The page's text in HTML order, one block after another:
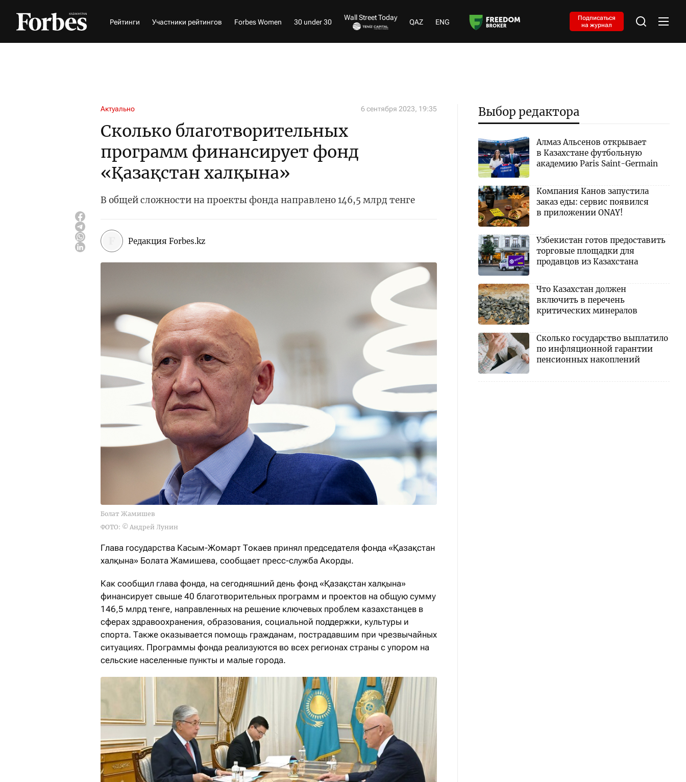
Рейтинги Участники рейтингов Forbes Women 30 under 30
Wall Street Today
QAZ ENG
Подписаться
на журнал
Актуально 6 сентября 2023, 19:35
Сколько благотворительных
программ финансирует фонд
«Қазақстан халқына»
В общей сложности на проекты фонда направлено 146,5 млрд тенге
Редакция Forbes.kz
Болат Жамишев
ФОТО: © Андрей Лунин
Глава государства Касым-Жомарт Токаев принял председателя фонда «Қазақстан
халқына» Болата Жамишева, сообщает пресс-служба Акорды.
Как сообщил глава фонда, на сегодняшний день фонд «Қазақстан халқына»
финансирует свыше 40 благотворительных программ и проектов на общую сумму
146,5 млрд тенге, направленных на решение ключевых проблем казахстанцев в
сферах здравоохранения, образования, социальной поддержки, культуры и
спорта. Также оказывается помощь гражданам, пострадавшим при чрезвычайных
ситуациях. Программы фонда реализуются во всех регионах страны с упором на
сельские населенные пункты и малые города.
Выбор редактора
Алмаз Альсенов открывает
в Казахстане футбольную
академию Paris Saint-Germain
Компания Канов запустила
заказ еды: сервис появился
в приложении ONAY!
Узбекистан готов предоставить
торговые площадки для
продавцов из Казахстана
Что Казахстан должен
включить в перечень
критических минералов
Сколько государство выплатило
по инфляционной гарантии
пенсионных накоплений